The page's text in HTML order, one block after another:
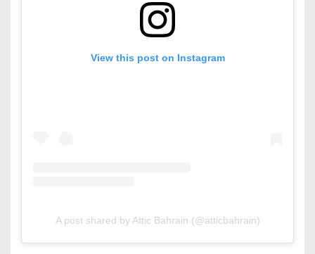
View this post on Instagram
A post shared by Attic Bahrain (@atticbahrain)